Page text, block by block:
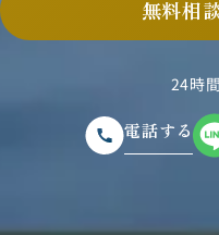
無料相
24時
電話する